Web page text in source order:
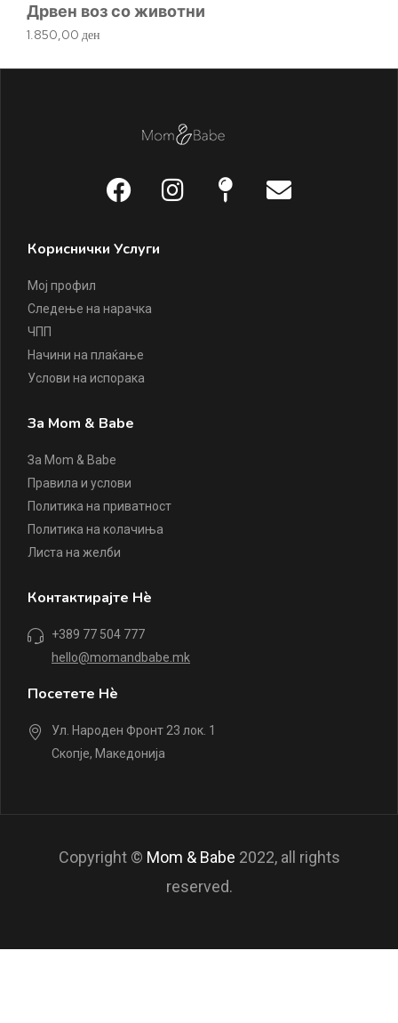
Дрвен воз со животни
1.850,00 ден
Кориснички Услуги
Мој профил
Следење на нарачка
ЧПП
Начини на плаќање
Услови на испорака
За Mom & Babe
За Mom & Babe
Правила и услови
Политика на приватност
Политика на колачиња
Листа на желби
Контактирајте Нè
+389 77 504 777
hello@momandbabe.mk
Посетете Нè
Ул. Народен Фронт 23 лок. 1
Скопје, Македонија
Copyright © Mom & Babe 2022, all rights
reserved.